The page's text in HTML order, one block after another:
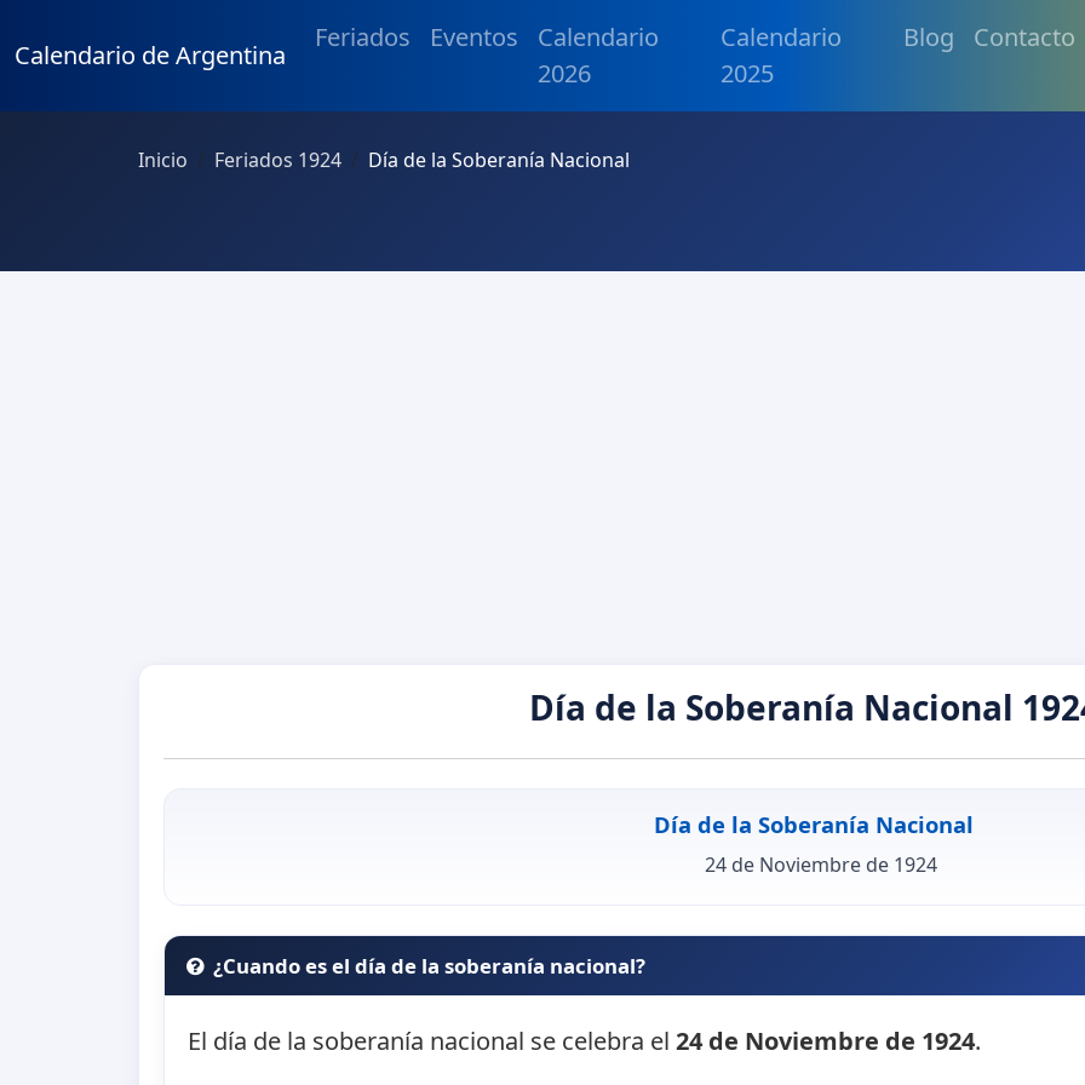
Calendario de Argentina
Feriados Eventos
Calendario
2026
Calendario
2025
Blog Contacto
Inicio Feriados 1924 Día de la Soberanía Nacional
Día de la Soberanía Nacional
Día de la Soberanía Nacional
24 de Noviembre de 1924
¿Cuando es el día de la soberanía nacional?
El día de la soberanía nacional se celebra el24 de Noviembre de 1924.